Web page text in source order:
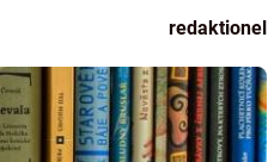
redaktionel